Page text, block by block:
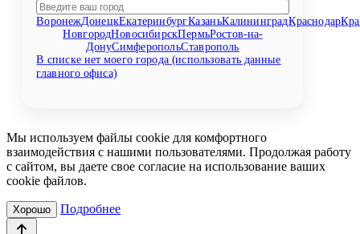
ВоронежДонецкЕкатеринбургКазаньКалининградКраснодар
НовгородНовосибирскПермьРостов-на-
ДонуСимферопольСтаврополь
В списке нет моего города (использовать данные
главного офиса)
Мы используем файлы cookie для комфортного
взаимодействия с нашими пользователями. Продолжая работу
с сайтом, вы даете свое согласие на использование ваших
cookie файлов.
Хорошо Подробнее